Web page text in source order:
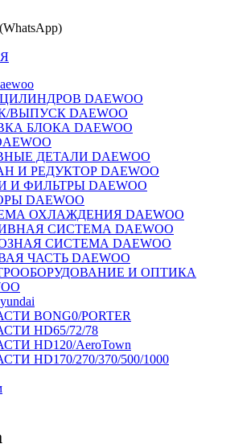
DAEWOO
ВЫПУСК DAEWOO
БЛОКА DAEWOO
ДЕТАЛИ DAEWOO
И РЕДУКТОР DAEWOO
И ФИЛЬТРЫ DAEWOO
DAEWOO
ОХЛАЖДЕНИЯ DAEWOO
СИСТЕМА DAEWOO
СИСТЕМА DAEWOO
ЧАСТЬ DAEWOO
И ОПТИКА
BONG0/PORTER
HD65/72/78
HD120/AeroTown
HD170/270/370/500/1000